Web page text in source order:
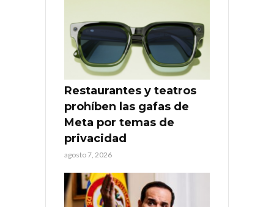
Restaurantes y teatros
prohíben las gafas de
Meta por temas de
privacidad
agosto 7, 2026